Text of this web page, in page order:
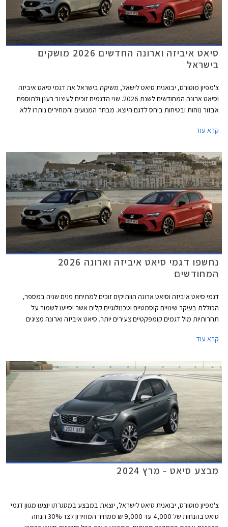
סיאט איביזה וארונה החדשים 2026 מושקים
בישראל
צ'מפיון מוטורס, יבואנית סיאט לישאל, משיקה בישראל את דגמי סיאט איביזה
וסיאט ארונה המחודשים לשנת 2026. שני הדגמים זוכים לעיצוב רענן ולתוספת
אבזור נוחות ובטיחות ביחס לדגם היוצא. מבחר המנועים והמחירים נותרו ללא
₪, ורכב הפנאי העירוני סיאט ארונה מוצע במחיר התחלתי של 132,900 ₪.
קרא עוד
נחשפו דגמי סיאט איביזה וארונה 2026
המחודשים
דגמי סיאט איביזה וסיאט ארונה הוותיקים זוכים למתיחת פנים שניה במספר,
הכוללת בעיקר שינויים קוסמטיים וטכנולוגיים קלים אשר יסייעו לשמור על
תחרותיות מול דגמים קומפקטיים צעירים יותר. סיאט איביזה וארונה מציגים
קרא עוד
מבצע סיאט - מרץ 2024
צ'מפיון מוטורס, יבואנית סיאט לישראל, יוצאת במבצע במסגרתו יוצעו מגוון דגמי
סיאט בהנחות של 4,000 עד 9,000 ₪ ממחיר המחירון לצד 30% הנחה